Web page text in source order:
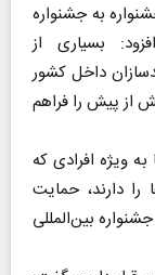
به جشنواره
بسیاری از
داخل کشور
از پیش را فراهم
ویژه افرادی که
را دارند، حمایت
بین‌المللی